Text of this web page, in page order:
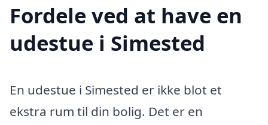
Fordele ved at have en
udestue i Simested
En udestue i Simested er ikke blot et
ekstra rum til din bolig. Det er en